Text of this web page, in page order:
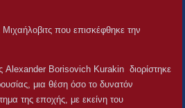
που επισκέφθηκε την
Borisovich Kurakin διορίστηκε
μια θέση όσο το δυνατόν
της εποχής, με εκείνη του